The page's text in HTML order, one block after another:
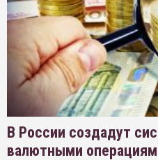
В России создадут
валютными